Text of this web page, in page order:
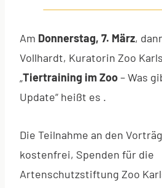
Am Donnerstag, 7. März,
Vollhardt, Kuratorin Zoo
„Tiertraining im Zoo– Was
Update“ heißt es .
Die Teilnahme an den
kostenfrei, Spenden für die
Artenschutzstiftung Zoo